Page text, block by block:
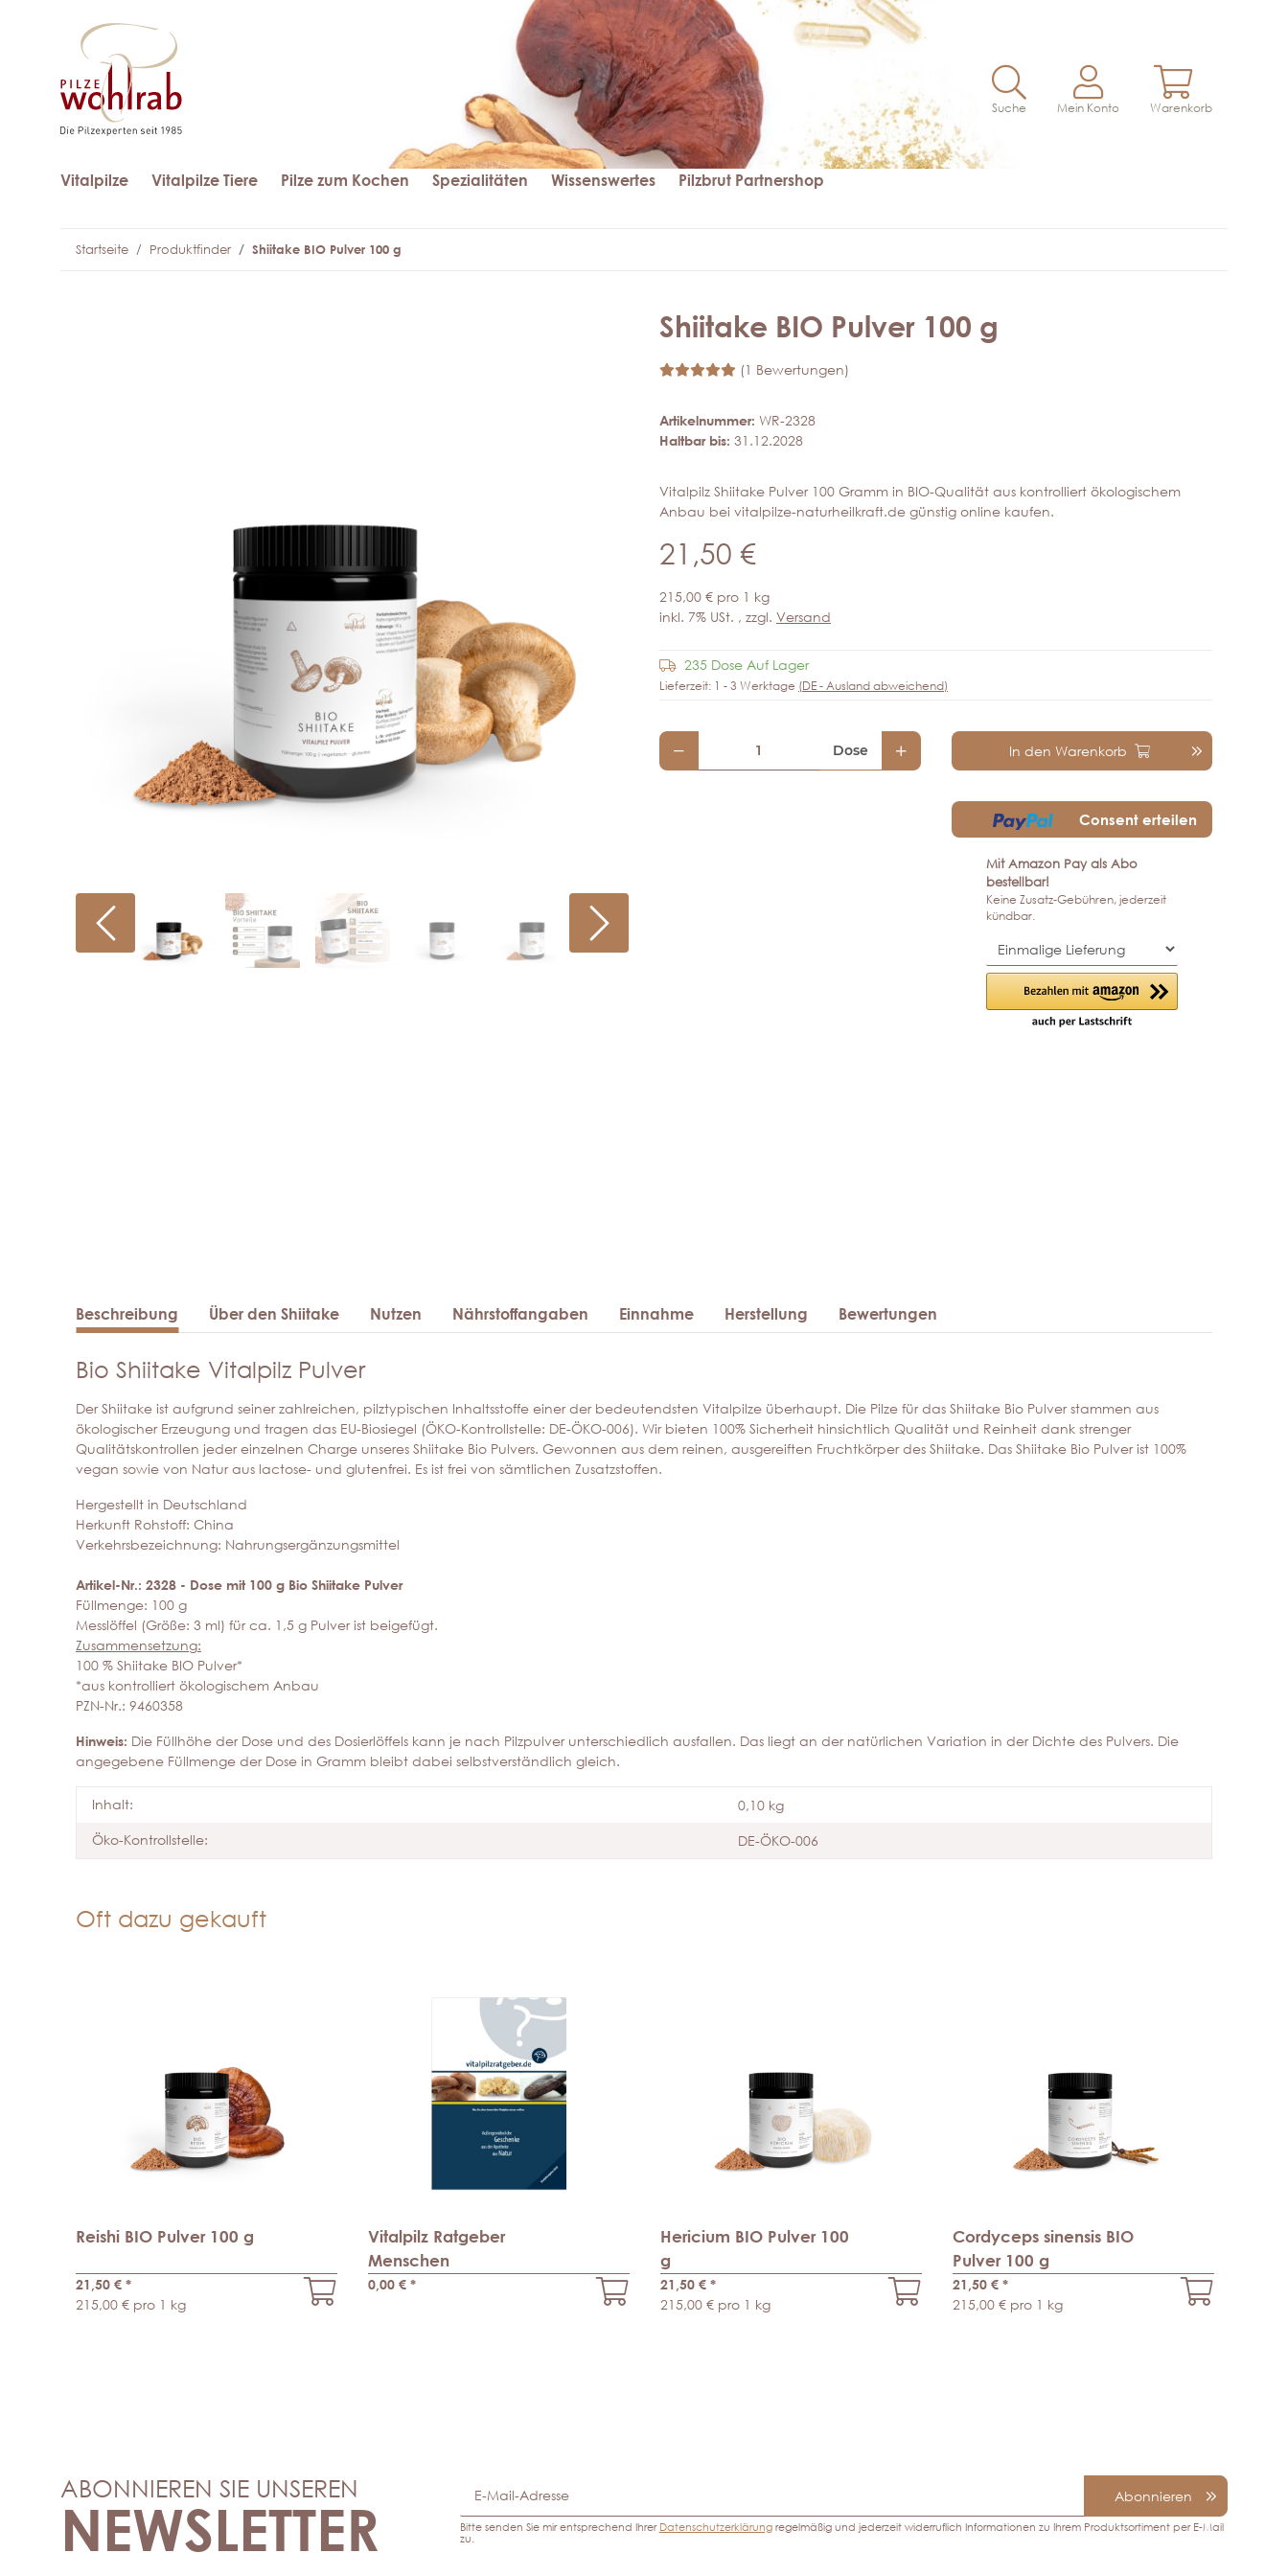
Suche Mein Konto Warenkorb
Vitalpilze Vitalpilze Tiere Pilze zum Kochen Spezialitäten Wissenswertes Pilzbrut Partnershop
Startseite Produktfinder Shiitake BIO Pulver 100 g
Shiitake BIO Pulver 100 g
(1 Bewertungen)
Artikelnummer: WR-2328
Haltbar bis: 31.12.2028
Vitalpilz Shiitake Pulver 100 Gramm in BIO-Qualität aus kontrolliert ökologischem
Anbau bei vitalpilze-naturheilkraft.de günstig online kaufen.
21,50 €
215,00 € pro 1 kg
inkl. 7% USt. , zzgl. Versand
235 Dose Auf Lager
Lieferzeit: 1 - 3 Werktage (DE - Ausland abweichend)
Dose In den Warenkorb
Consent erteilen
Mit Amazon Pay als Abo
bestellbar!
Keine Zusatz-Gebühren, jederzeit
kündbar.
Beschreibung Über den Shiitake Nutzen Nährstoffangaben Einnahme Herstellung Bewertungen
Bio Shiitake Vitalpilz Pulver
Der Shiitake ist aufgrund seiner zahlreichen, pilztypischen Inhaltsstoffe einer der bedeutendsten Vitalpilze überhaupt. Die Pilze für das Shiitake Bio Pulver stammen aus
ökologischer Erzeugung und tragen das EU-Biosiegel (ÖKO-Kontrollstelle: DE-ÖKO-006). Wir bieten 100% Sicherheit hinsichtlich Qualität und Reinheit dank strenger
Qualitätskontrollen jeder einzelnen Charge unseres Shiitake Bio Pulvers. Gewonnen aus dem reinen, ausgereiften Fruchtkörper des Shiitake. Das Shiitake Bio Pulver ist 100%
vegan sowie von Natur aus lactose- und glutenfrei. Es ist frei von sämtlichen Zusatzstoffen.
Hergestellt in Deutschland
Herkunft Rohstoff: China
Verkehrsbezeichnung: Nahrungsergänzungsmittel
Artikel-Nr.: 2328 - Dose mit 100 g Bio Shiitake Pulver
Füllmenge: 100 g
Messlöffel (Größe: 3 ml) für ca. 1,5 g Pulver ist beigefügt.
Zusammensetzung:
100 % Shiitake BIO Pulver*
*aus kontrolliert ökologischem Anbau
PZN-Nr.: 9460358
Hinweis: Die Füllhöhe der Dose und des Dosierlöffels kann je nach Pilzpulver unterschiedlich ausfallen. Das liegt an der natürlichen Variation in der Dichte des Pulvers. Die
angegebene Füllmenge der Dose in Gramm bleibt dabei selbstverständlich gleich.
Inhalt: 0,10 kg
Öko-Kontrollstelle: DE-ÖKO-006
Oft dazu gekauft
Reishi BIO Pulver 100 g
21,50 € *
215,00 € pro 1 kg
Vitalpilz Ratgeber
Menschen
0,00 € *
Hericium BIO Pulver 100
g
21,50 € *
215,00 € pro 1 kg
Cordyceps sinensis BIO
Pulver 100 g
21,50 € *
215,00 € pro 1 kg
ABONNIEREN SIE UNSEREN
NEWSLETTER Abonnieren
Bitte senden Sie mir entsprechend Ihrer Datenschutzerklärungregelmäßig und jederzeit widerruflich Informationen zu Ihrem Produktsortiment per E-Mail
zu.